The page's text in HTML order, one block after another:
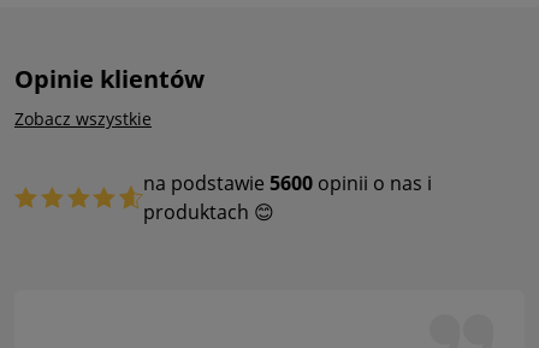
Opinie klientów
Zobacz wszystkie
na podstawie 5600 opinii o nas i
produktach 😊